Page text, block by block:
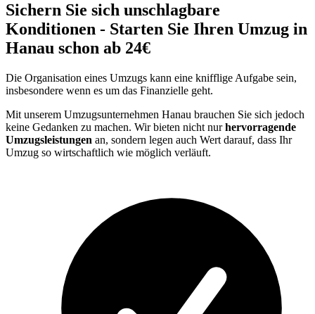
Sichern Sie sich unschlagbare
Konditionen - Starten Sie Ihren Umzug in
Hanau schon ab 24€
Die Organisation eines Umzugs kann eine knifflige Aufgabe sein,
insbesondere wenn es um das Finanzielle geht.
Mit unserem Umzugsunternehmen Hanau brauchen Sie sich jedoch
keine Gedanken zu machen. Wir bieten nicht nurhervorragende
Umzugsleistungen an, sondern legen auch Wert darauf, dass Ihr
Umzug so wirtschaftlich wie möglich verläuft.